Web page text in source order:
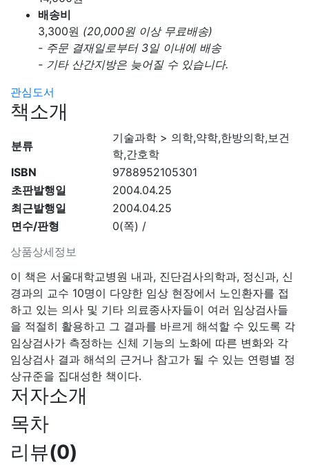
배송비
3,300원 (20,000원 이상 무료배송)
- 주문 결재일로부터 3일 이내에 배송
- 기타 산간지방은 늦어질 수 있습니다.
관심도서
책소개
상품상세정보
분류
기술과학 > 의학,약학,한방의학,보건
학,간호학
ISBN
9788952105301
초판발행일
2004.04.25
최근발행일
2004.04.25
면수/판형
0(쪽) /
이 책은 서울대학교병원 내과, 진단검사의학과, 정신과, 신
경과의 교수 10명이 다양한 임상 현장에서 노인환자를 접
하고 있는 의사 및 기타 의료종사자들이 여러 임상검사들
을 적절히 활용하고 그 결과를 바르게 해석할 수 있도록 각
임상검사가 측정하는 신체 기능의 노화에 따른 변화와 각
임상검사 결과 해석의 근거나 참고가 될 수 있는 연령별 정
상규준을 집대성한 책이다.
저자소개
목차
리뷰(0)